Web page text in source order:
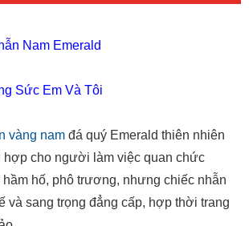
Nam Emerald
Sức Em Và Tôi
vàng nam đá quý Emerald thiên nhiên
hợp cho người làm việc quan chức
hố, phô trương, nhưng chiếc nhẫn
và sang trọng đẳng cấp, hợp thời trang